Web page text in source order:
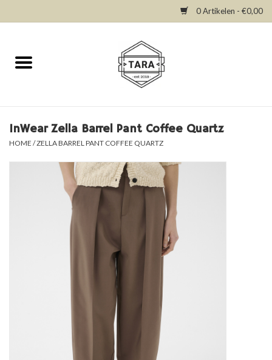
0 Artikelen - €0,00
Home
Dresses
InWear Zella Barrel Pant Coffee Quartz
HOME /ZELLA BARREL PANT COFFEE QUARTZ